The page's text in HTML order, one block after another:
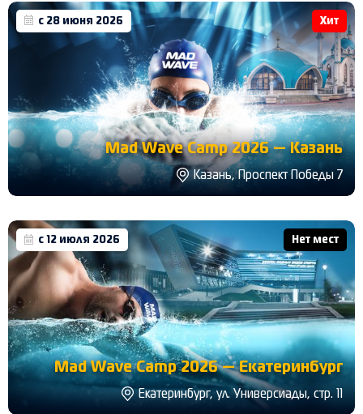
с 28 июня 2026 Хит
Mad Wave Camp 2026 — Казань
Казань, Проспект Победы 7
с 12 июля 2026 Нет мест
Mad Wave Camp 2026 — Екатеринбург
Екатеринбург, ул. Универсиады, стр. 11